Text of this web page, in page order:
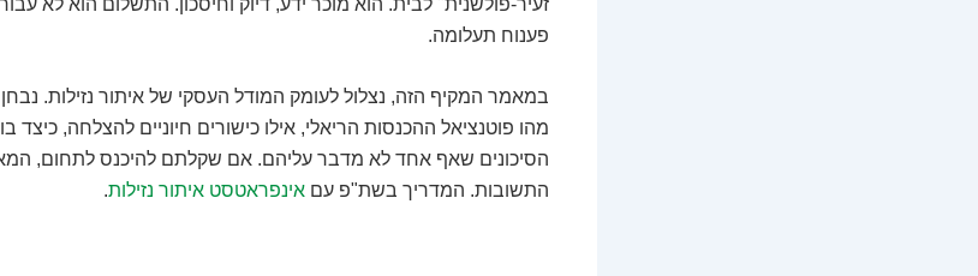
פענוח תעלומה.
במאמר המקיף הזה, נצלול לעומק המודל העסקי של איתור נזילות.
מהו פוטנציאל ההכנסות הריאלי, אילו כישורים חיוניים להצלחה, כיצד
הסיכונים שאף אחד לא מדבר עליהם. אם שקלתם להיכנס לתחום,
התשובות. המדריך בשת"פ עם אינפראטסט איתור נזילות.